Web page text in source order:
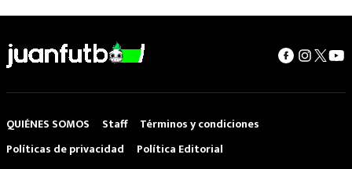
QUIÉNES SOMOS Staff
Términos y condiciones
Políticas de privacidad
Política Editorial